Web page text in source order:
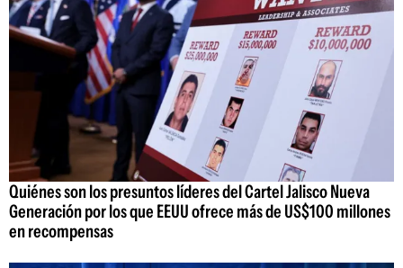
Quiénes son los presuntos líderes del Cartel Jalisco Nueva
Generación por los que EEUU ofrece más de US$100 millones
en recompensas